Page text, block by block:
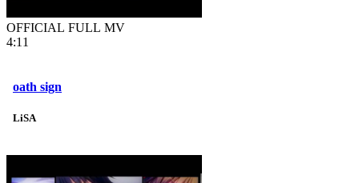
OFFICIAL FULL MV
4:11
oath sign
LiSA